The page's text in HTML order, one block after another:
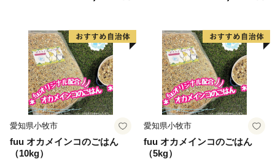
す。
愛知県小牧市
fuu オカメインコのごはん
（10kg）
愛知県小牧市
fuu オカメインコのごはん
（5kg）